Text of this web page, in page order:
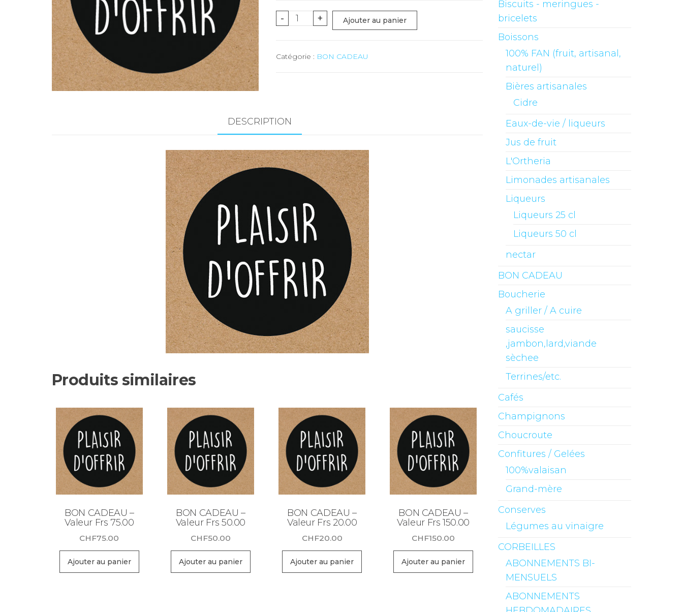
-
quantité
CADEAU
200.00
+ Ajouter au panier
Catégorie : BON CADEAU
DESCRIPTION
Produits similaires
BON CADEAU –
Valeur Frs 75.00
CHF75.00
Ajouter au panier
BON CADEAU –
Valeur Frs 50.00
CHF50.00
Ajouter au panier
BON CADEAU –
Valeur Frs 20.00
CHF20.00
Ajouter au panier
BON CADEAU –
Valeur Frs 150.00
CHF150.00
Ajouter au panier
Biscuits - meringues -
bricelets
Boissons
100% FAN (fruit, artisanal,
naturel)
Bières artisanales
Cidre
Eaux-de-vie / liqueurs
Jus de fruit
L'Ortheria
Limonades artisanales
Liqueurs
Liqueurs 25 cl
Liqueurs 50 cl
nectar
BON CADEAU
Boucherie
A griller / A cuire
saucisse
,jambon,lard,viande
sèchee
Terrines/etc.
Cafés
Champignons
Choucroute
Confitures / Gelées
100%valaisan
Grand-mère
Conserves
Légumes au vinaigre
CORBEILLES
ABONNEMENTS BI-
MENSUELS
ABONNEMENTS